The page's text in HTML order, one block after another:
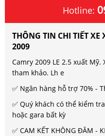
Hotline:
THÔNG TIN CHI TIẾT XE
2009
Camry 2009 LE 2.5 xuất
tham khảo. Lh e
✅ Ngân hàng hỗ trợ 70% -
✅ Quý khách có thể kiểm
hoặc gara bất kỳ
✅ CAM KẾT KHÔNG ĐÂM -